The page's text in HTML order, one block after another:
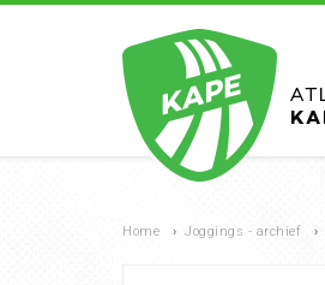
Home › Joggings - archief ›